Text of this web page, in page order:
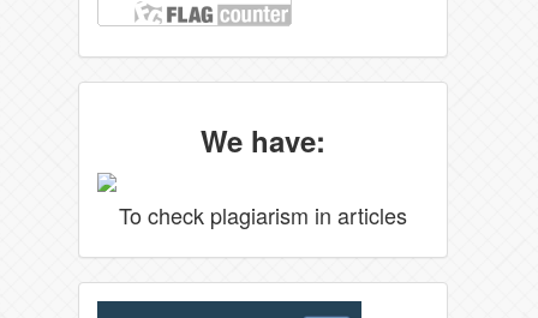
We have:
To check plagiarism in articles